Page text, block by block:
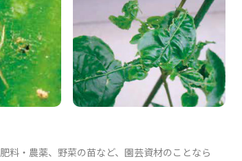
肥料・農薬、野菜の苗など、園芸資材のことなら